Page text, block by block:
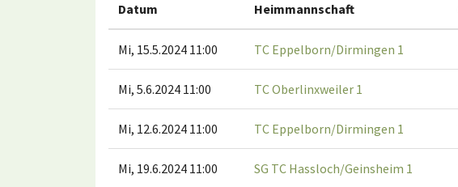
Datum Heimmannschaft
Mi, 15.5.2024 11:00 TC Eppelborn/Dirmingen 1
Mi, 5.6.2024 11:00 TC Oberlinxweiler 1
Mi, 12.6.2024 11:00 TC Eppelborn/Dirmingen 1
Mi, 19.6.2024 11:00 SG TC Hassloch/Geinsheim 1